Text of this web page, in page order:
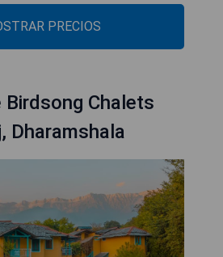
PRECIOS
Chalets
Dharamshala